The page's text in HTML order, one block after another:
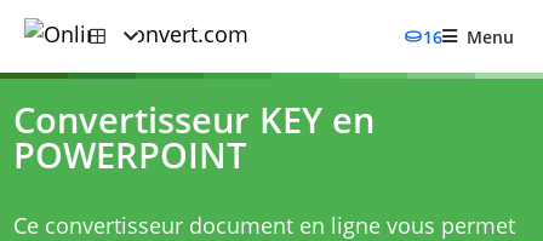
16 Menu
Convertisseur KEY en
POWERPOINT
Ce convertisseur document en ligne vous permet